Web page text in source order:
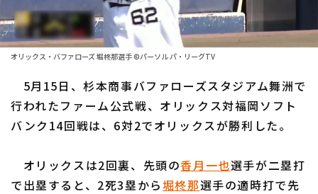
1軍公式戦
ファーム東地区
ファーム西地区
交流戦
選手名鑑
選手名鑑トップ
北海道日本ハムファイターズ
東北楽天ゴールデンイーグルス
千葉ロッテマリーンズ
ニュース
設定
オリックス・バファローズ 堀柊那選手 ©パーソル パ・リーグTV
5月15日、杉本商事バファローズスタジアム舞洲で
行われたファーム公式戦、オリックス対福岡ソフト
バンク14回戦は、6対2でオリックスが勝利した。
オリックスは2回裏、先頭の香月一也選手が二塁打
で出塁すると、2死3塁から堀柊那選手の適時打で先